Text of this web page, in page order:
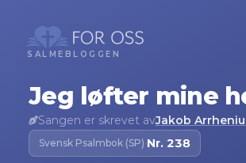
SALMEBLOGGEN
Jeg løfter mine
Sangen er skrevet avJakob
Svensk Psalmbok (SP)·Nr. 238